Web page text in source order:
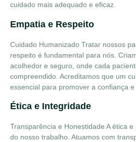
cuidado mais adequado e eficaz.
Empatia e Respeito
Cuidado Humanizado Tratar nossos
respeito é fundamental para nós.
acolhedor e seguro, onde cada
compreendido. Acreditamos que um
essencial para promover a confiança e
Ética e Integridade
Transparência e Honestidade A ética e
do nosso trabalho. Atuamos com